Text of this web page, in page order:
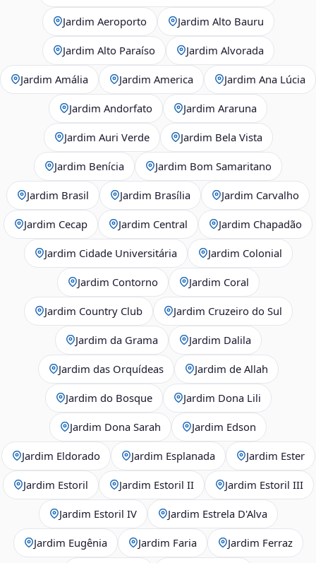
Jardim Aeroporto Jardim Alto Bauru
Jardim Alto Paraíso Jardim Alvorada
Jardim Amália Jardim America Jardim Ana Lúcia
Jardim Andorfato Jardim Araruna
Jardim Auri Verde Jardim Bela Vista
Jardim Benícia Jardim Bom Samaritano
Jardim Brasil Jardim Brasília Jardim Carvalho
Jardim Cecap Jardim Central Jardim Chapadão
Jardim Cidade Universitária Jardim Colonial
Jardim Contorno Jardim Coral
Jardim Country Club Jardim Cruzeiro do Sul
Jardim da Grama Jardim Dalila
Jardim das Orquídeas Jardim de Allah
Jardim do Bosque Jardim Dona Lili
Jardim Dona Sarah Jardim Edson
Jardim Eldorado Jardim Esplanada Jardim Ester
Jardim Estoril Jardim Estoril II Jardim Estoril III
Jardim Estoril IV Jardim Estrela D'Alva
Jardim Eugênia Jardim Faria Jardim Ferraz